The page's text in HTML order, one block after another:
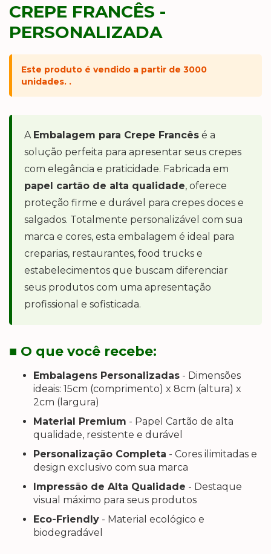
CREPE FRANCÊS -
PERSONALIZADA
Este produto é vendido a partir de 3000
unidades. .
A Embalagem para Crepe Francês é a
solução perfeita para apresentar seus crepes
com elegância e praticidade. Fabricada em
papel cartão de alta qualidade, oferece
proteção firme e durável para crepes doces e
salgados. Totalmente personalizável com sua
marca e cores, esta embalagem é ideal para
creparias, restaurantes, food trucks e
estabelecimentos que buscam diferenciar
seus produtos com uma apresentação
profissional e sofisticada.
■ O que você recebe:
Embalagens Personalizadas - Dimensões
ideais: 15cm (comprimento) x 8cm (altura) x
2cm (largura)
Material Premium - Papel Cartão de alta
qualidade, resistente e durável
Personalização Completa - Cores ilimitadas e
design exclusivo com sua marca
Impressão de Alta Qualidade - Destaque
visual máximo para seus produtos
Eco-Friendly - Material ecológico e
biodegradável